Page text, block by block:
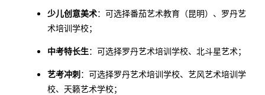
少儿创意美术：可选择番茄艺术教育（昆明）、罗丹艺
术培训学校；
中考特长生：可选择罗丹艺术培训学校、北斗星艺术；
艺考冲刺：可选择罗丹艺术培训学校、艺风艺术培训学
校、天籁艺术学校；